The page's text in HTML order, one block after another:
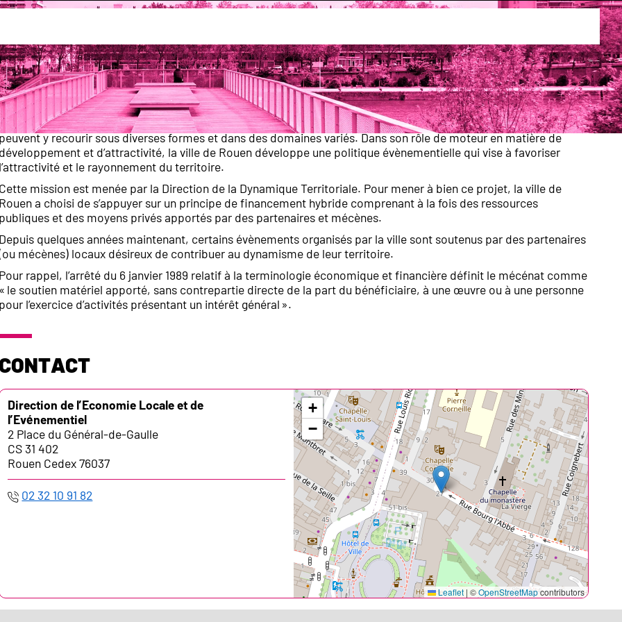
politique de mécénat menée par les services de la Ville de Rouen s’inscrit dans une philosophie qui se
en France depuis plusieurs années. Le mécénat est un outil à la disposition des collectivités qui
y recourir sous diverses formes et dans des domaines variés. Dans son rôle de moteur en matière de
développement et d’attractivité, la ville de Rouen développe une politique évènementielle qui vise à favoriser
l’attractivité et le rayonnement du territoire.
Cette mission est menée par la Direction de la Dynamique Territoriale. Pour mener à bien ce projet, la ville de
Rouen a choisi de s’appuyer sur un principe de financement hybride comprenant à la fois des ressources
publiques et des moyens privés apportés par des partenaires et mécènes.
Depuis quelques années maintenant, certains évènements organisés par la ville sont soutenus par des partenaires
mécènes) locaux désireux de contribuer au dynamisme de leur territoire.
Pour rappel, l’arrêté du 6 janvier 1989 relatif à la terminologie économique et financière définit le mécénat comme
« le soutien matériel apporté, sans contrepartie directe de la part du bénéficiaire, à une œuvre ou à une personne
pour l’exercice d’activités présentant un intérêt général ».
Adresse :
Direction de l’Economie Locale et de
l’Evénementiel
2 Place du Général-de-Gaulle
CS 31 402
Rouen Cedex 76037
Téléphone :
02 32 10 91 82
+
−
Leaflet | ©OpenStreetMapcontributors